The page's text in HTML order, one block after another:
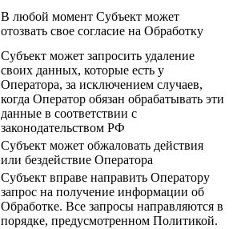
В любой момент Субъект может
отозвать свое согласие на Обработку
Субъект может запросить удаление
своих данных, которые есть у
Оператора, за исключением случаев,
когда Оператор обязан обрабатывать эти
данные в соответствии с
законодательством РФ
Субъект может обжаловать действия
или бездействие Оператора
Субъект вправе направить Оператору
запрос на получение информации об
Обработке. Все запросы направляются в
порядке, предусмотренном Политикой.